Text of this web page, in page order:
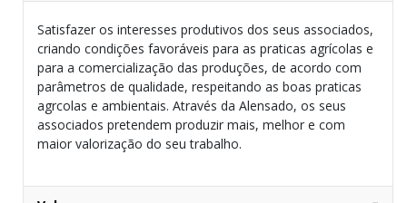
Satisfazer os interesses produtivos dos seus associados,
criando condições favoráveis para as praticas agrícolas e
para a comercialização das produções, de acordo com
parâmetros de qualidade, respeitando as boas praticas
agrcolas e ambientais. Através da Alensado, os seus
associados pretendem produzir mais, melhor e com
maior valorização do seu trabalho.